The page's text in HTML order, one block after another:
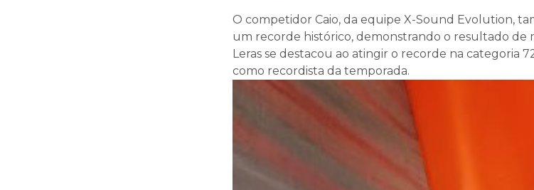
O competidor Caio, da equipe X-Sound Evolution,
um recorde histórico, demonstrando o resultado de
Leras se destacou ao atingir o recorde na categoria
como recordista da temporada.